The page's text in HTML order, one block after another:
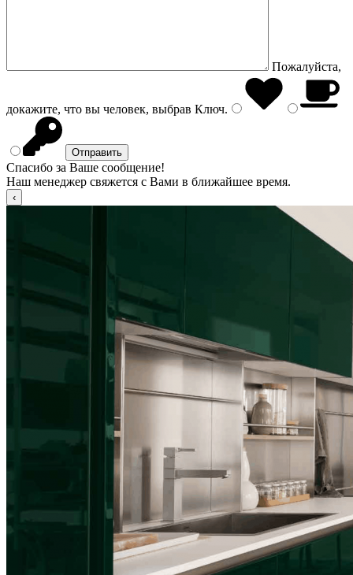
Пожалуйста,
докажите, что вы человек, выбрав Ключ.
Спасибо за Ваше сообщение!
Наш менеджер свяжется с Вами в ближайшее время.